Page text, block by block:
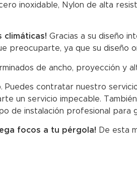
inoxidable, Nylon de alta
climáticas! Gracias a su diseño
preocuparte, ya que su diseño
de ancho, proyección y
contratar nuestro
un servicio impecable.
de instalación profesional para
focos a tu pérgola! De esta